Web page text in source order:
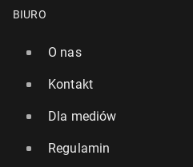
BIURO
O nas
Kontakt
Dla mediów
Regulamin